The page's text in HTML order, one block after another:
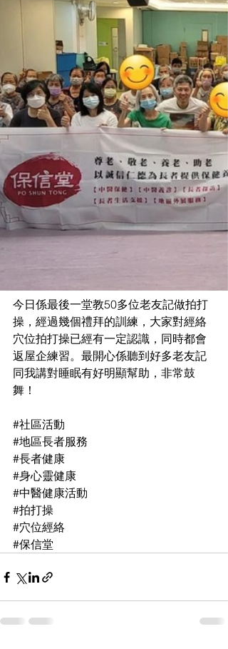
今日係最後一堂教50多位老友記做拍打
操，經過幾個禮拜的訓練，大家對經絡
穴位拍打操已經有一定認識，同時都會
返屋企練習。最開心係聽到好多老友記
同我講對睡眠有好明顯幫助，非常鼓
舞！
#社區活動
#地區長者服務
#長者健康
#身心靈健康
#中醫健康活動
#拍打操
#穴位經絡
#保信堂